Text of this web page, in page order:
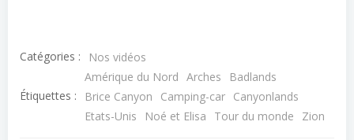
Catégories : Nos vidéos
Étiquettes :
Amérique du Nord Arches
Badlands
Brice Canyon
Camping-car Canyonlands
Etats-Unis
Noé et Elisa Tour du monde Zion